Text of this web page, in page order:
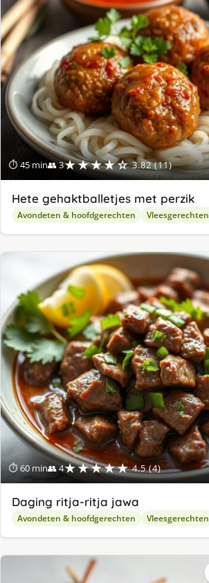
⏱ 45 min👥 3★★★★☆ 3.82 (11)
Hete gehaktballetjes met perzik
Avondeten & hoofdgerechten Vleesgerechten
⏱ 60 min👥 4★★★★★ 4.5 (4)
Daging ritja-ritja jawa
Avondeten & hoofdgerechten Vleesgerechten